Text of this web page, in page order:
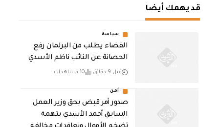
قد يهمك أيضا
سياسة
القضاء يطلب من البرلمان رفع
الحصانة عن النائب ناظم الأسدي
قبل 9 دقائق 10 مشاهدات
أمن
صدور أمر قبض بحق وزير العمل
السابق أحمد الأسدي بتهمة